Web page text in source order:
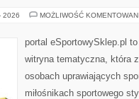
2026 MOŻLIWOŚĆ
portal eSportowySklep.pl
witryna tematyczna, która
osobach uprawiających
miłośnikach sportowego